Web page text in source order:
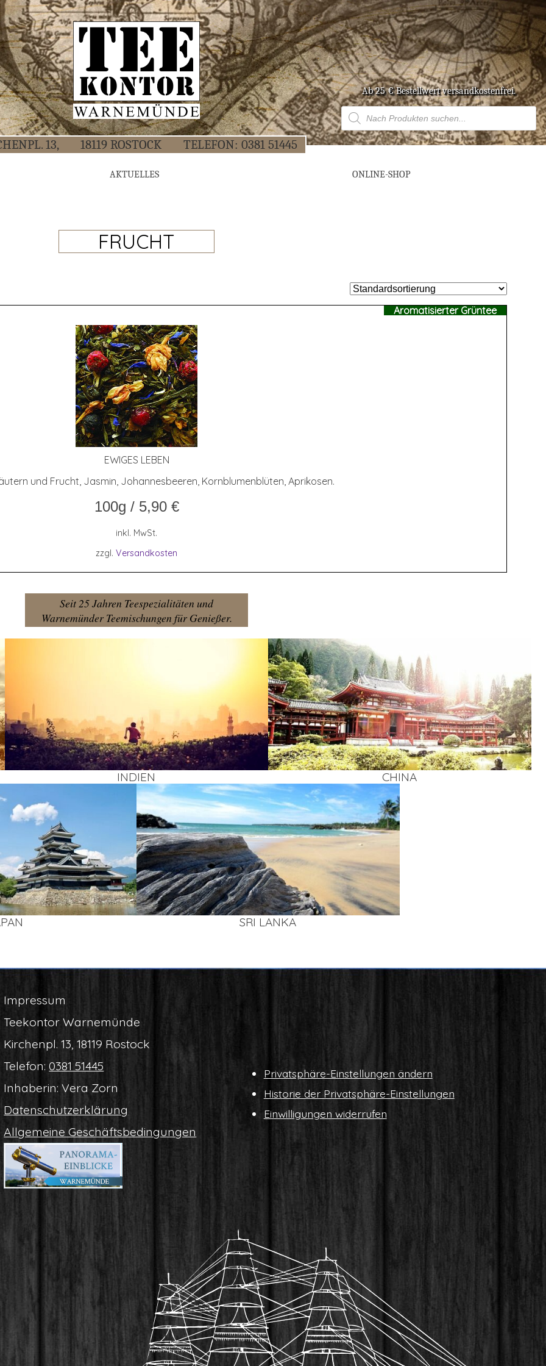
Ab 25 € Bestell­wert versandkostenfrei.
Products
search
13, 18119 ROS­TOCK TELE­FON:0381 51445
AKTU­EL­LES ONLINE-SHOP
FRUCHT
Aromatisierter Grüntee
EWI­GES LEBEN
und Frucht, Jasmin, Johannesbeeren, Kornblumenblüten, Aprikosen.
100g / 5,90 €
inkl. MwSt.
zzgl. Versandkosten
Seit 25 Jahren Teespezialitäten und
Warnemünder Teemischungen für Genießer.
INDI­EN CHI­NA
SRI LAN­KA
Impres­sum
Tee­kon­tor Warnemünde
Kir­chen­pl. 13, 18119 Rostock
Tele­fon:0381 51445
Inha­be­rin: Vera Zorn
Daten­schutz­er­klä­rung
All­ge­mei­ne Geschäftsbedingungen
Pri­vat­sphä­re-Ein­stel­lun­gen ändern
His­to­rie der Privatsphäre-Einstellungen
Ein­wil­li­gun­gen widerrufen